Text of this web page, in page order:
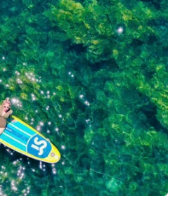
cam kết cùng bình
dịp Tết
Big C đã cam kết bán giá
dịp Tết, trong khi Sài Gòn
ba chỉ với giá thấp hơn thị
hơn 8%...